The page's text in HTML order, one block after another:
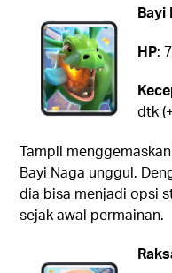
Bayi
HP:
dtk
Tampil
Bayi Naga unggul.
dia bisa menjadi opsi
sejak awal permainan.